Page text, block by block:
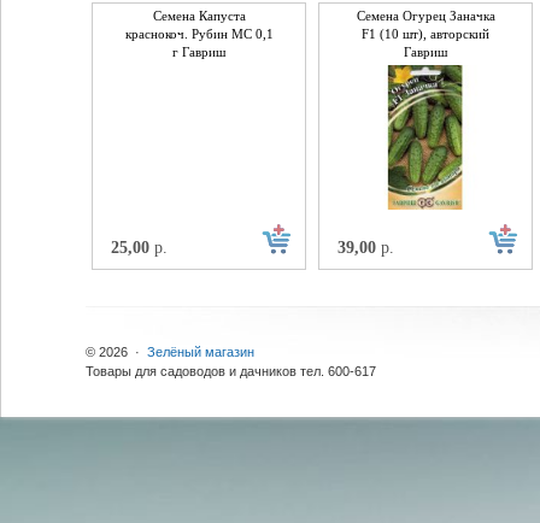
Семена Капуста
краснокоч. Рубин МС 0,1
г Гавриш
25,00 р.
Семена Огурец Заначка
F1 (10 шт), авторский
Гавриш
39,00 р.
© 2026 · Зелёный магазин
Товары для садоводов и дачников тел. 600-617